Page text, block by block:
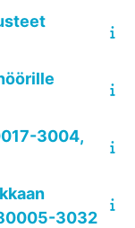
3004,
3032